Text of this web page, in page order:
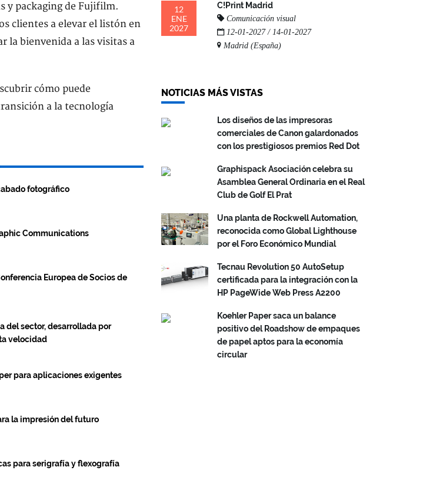
y packaging de Fujifilm.
clientes a elevar el listón en
la bienvenida a las visitas a
cómo puede
a la tecnología
fotográfico
Communications
Europea de Socios de
del sector, desarrollada por
velocidad
para aplicaciones exigentes
la impresión del futuro
para serigrafía y flexografía
12
ENE
2027
C!Print Madrid
Comunicación visual
12-01-2027 / 14-01-2027
Madrid (España)
NOTICIAS MÁS VISTAS
Los diseños de las impresoras
comerciales de Canon galardonados
con los prestigiosos premios Red Dot
Graphispack Asociación celebra su
Asamblea General Ordinaria en el Real
Club de Golf El Prat
Una planta de Rockwell Automation,
reconocida como Global Lighthouse
por el Foro Económico Mundial
Tecnau Revolution 50 AutoSetup
certificada para la integración con la
HP PageWide Web Press A2200
Koehler Paper saca un balance
positivo del Roadshow de empaques
de papel aptos para la economía
circular